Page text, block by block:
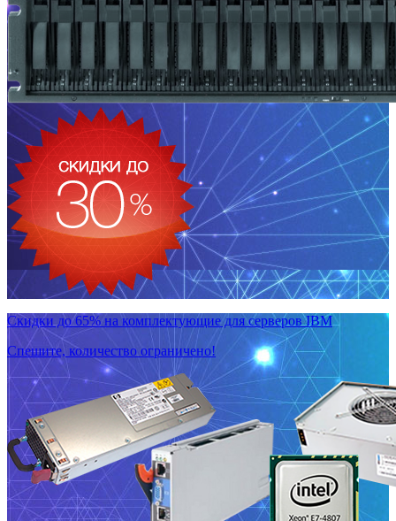
Скидки до 65% на комплектующие для серверов IBM
Спешите, количество ограничено!